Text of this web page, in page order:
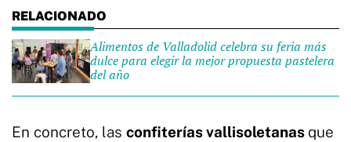
Alimentos de Valladolid celebra su feria más
dulce para elegir la mejor propuesta pastelera
del año
En concreto, las confiterías vallisoletanas que